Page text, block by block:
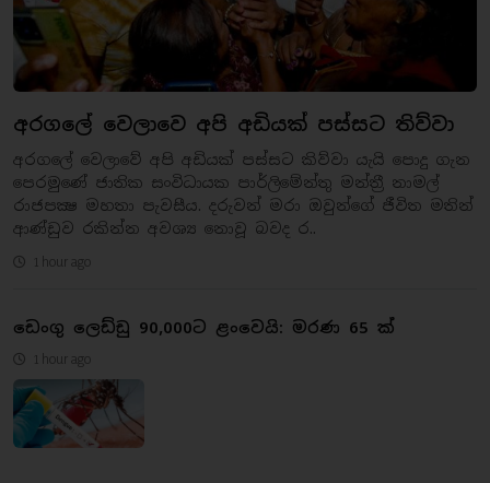
අරගලේ වෙලාවෙ අපි අඩියක් පස්සට තිව්වා
අරගලේ වෙලාවේ අපි අඩියක් පස්සට කිව්වා යැයි පොදු ගැන
පෙරමුණේ ජාතික සංවිධායක පාර්ලිමේන්තු මන්ත්‍රී නාමල්
රාජපක්‍ෂ මහතා පැවසීය. දරුවන් මරා ඔවුන්ගේ ජීවිත මතින්
ආණ්ඩුව රකින්න අවශ්‍ය නොවූ බවද ර..
1 hour ago
ඩෙංගු ලෙඩ්ඩු 90,000ට ළංවෙයි: මරණ 65 ක්
1 hour ago